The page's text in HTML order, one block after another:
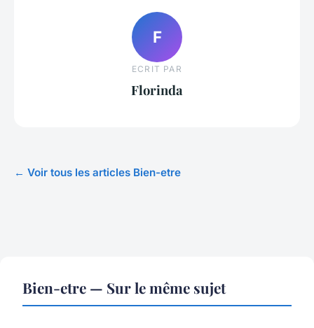
F
ECRIT PAR
Florinda
← Voir tous les articles Bien-etre
Bien-etre — Sur le même sujet